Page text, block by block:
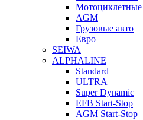
Мотоциклетные
AGM
Грузовые авто
Евро
SEIWA
ALPHALINE
Standard
ULTRA
Super Dynamic
EFB Start-Stop
AGM Start-Stop